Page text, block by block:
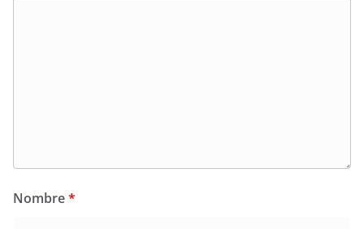
Nombre*